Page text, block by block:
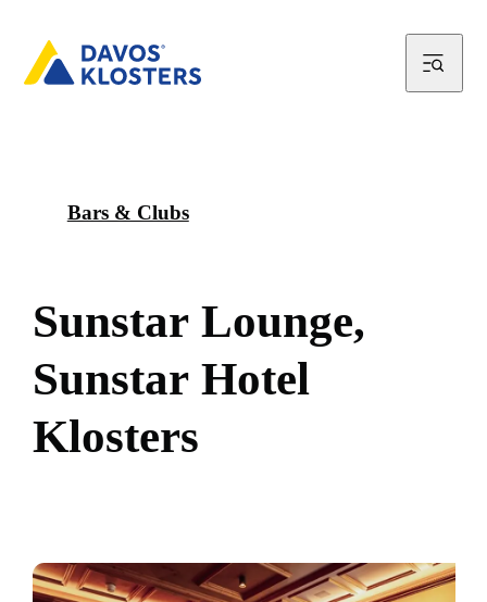
Bars & Clubs
Sunstar Lounge,
Sunstar Hotel
Klosters